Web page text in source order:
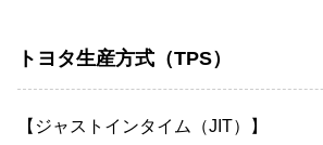
トヨタ生産方式（TPS）
【ジャストインタイム（JIT）】